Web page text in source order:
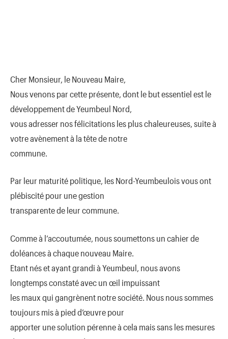
Cher Monsieur, le Nouveau Maire,
Nous venons par cette présente, dont le but essentiel est le
développement de Yeumbeul Nord,
vous adresser nos félicitations les plus chaleureuses, suite à
votre avènement à la tête de notre
commune.
Par leur maturité politique, les Nord-Yeumbeulois vous ont
plébiscité pour une gestion
transparente de leur commune.
Comme à l’accoutumée, nous soumettons un cahier de
doléances à chaque nouveau Maire.
Etant nés et ayant grandi à Yeumbeul, nous avons
longtemps constaté avec un œil impuissant
les maux qui gangrènent notre société. Nous nous sommes
toujours mis à pied d’œuvre pour
apporter une solution pérenne à cela mais sans les mesures